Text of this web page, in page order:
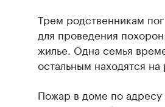
Трем родственникам
для проведения
жилье. Одна семья
остальным находятся на
Пожар в доме по